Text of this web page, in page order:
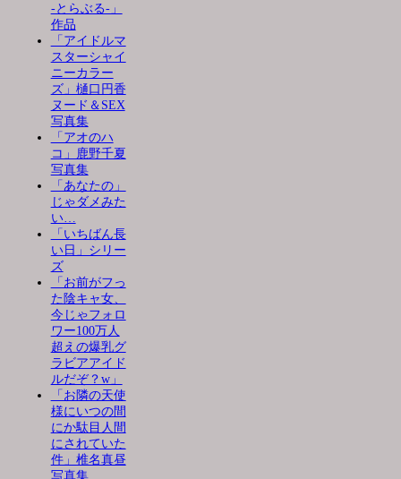
-とらぶる-」
作品
「アイドルマ
スターシャイ
ニーカラー
ズ」樋口円香
ヌード＆SEX
写真集
「アオのハ
コ」鹿野千夏
写真集
「あなたの」
じゃダメみた
い…
「いちばん長
い日」シリー
ズ
「お前がフっ
た陰キャ女、
今じゃフォロ
ワー100万人
超えの爆乳グ
ラビアアイド
ルだぞ？w」
「お隣の天使
様にいつの間
にか駄目人間
にされていた
件」椎名真昼
写真集